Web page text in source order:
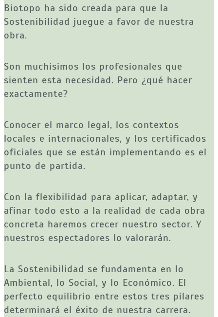
Biotopo ha sido creada para que la
Sostenibilidad juegue a favor de nuestra
obra.
Son muchísimos los profesionales que
sienten esta necesidad. Pero ¿qué hacer
exactamente?
Conocer el marco legal, los contextos
locales e internacionales, y los certificados
oficiales que se están implementando es el
punto de partida.
Con la flexibilidad para aplicar, adaptar, y
afinar todo esto a la realidad de cada obra
concreta haremos crecer nuestro sector. Y
nuestros espectadores lo valorarán.
La Sostenibilidad se fundamenta en lo
Ambiental, lo Social, y lo Económico. El
perfecto equilibrio entre estos tres pilares
determinará el éxito de nuestra carrera.